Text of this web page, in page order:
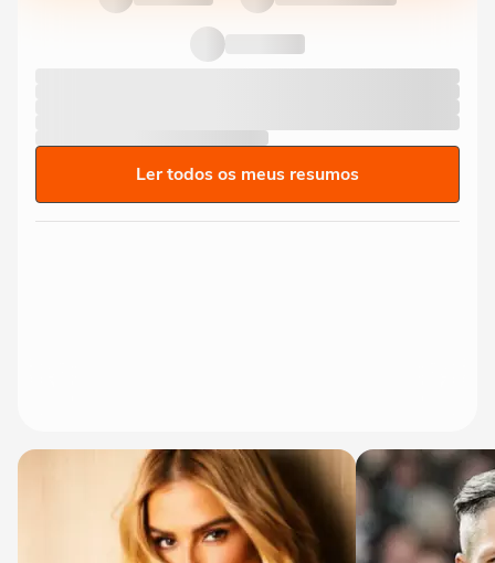
Ler todos os meus resumos